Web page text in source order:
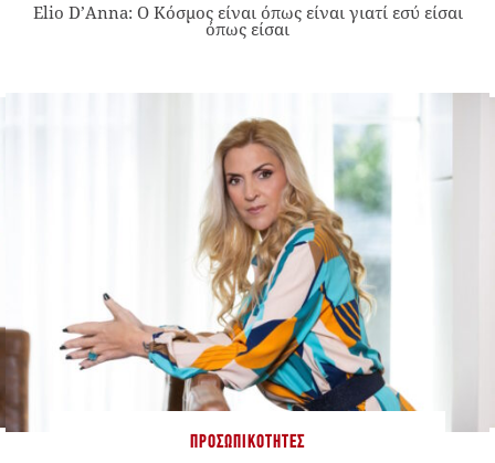
Elio D’Anna: Ο Κόσμος είναι όπως είναι γιατί εσύ είσαι
όπως είσαι
ΠΡΟΣΩΠΙΚΌΤΗΤΕΣ